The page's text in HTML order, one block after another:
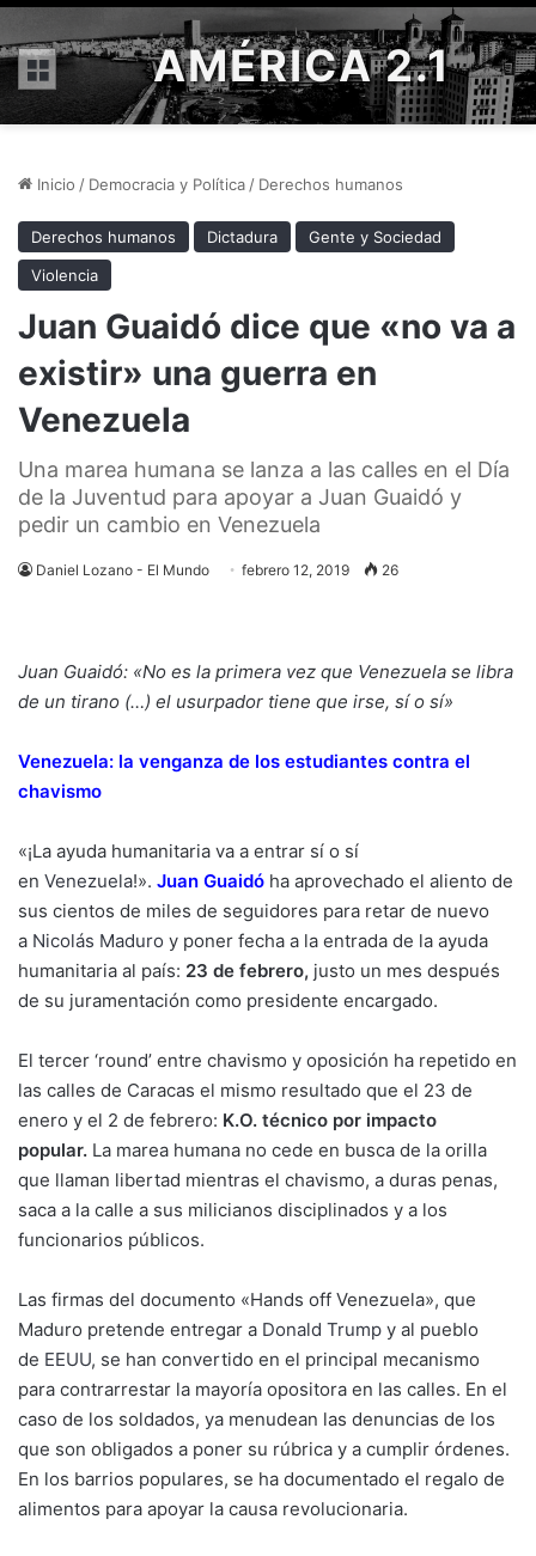
Menú AMÉRICA 2.1
Inicio / Democracia y Política / Derechos humanos
Derechos humanos Dictadura
Gente y Sociedad
Violencia
Juan Guaidó dice que «no va a
existir» una guerra en
Venezuela
Una marea humana se lanza a las calles en el Día
de la Juventud para apoyar a Juan Guaidó y
pedir un cambio en Venezuela
Daniel Lozano - El Mundo febrero 12, 2019 26
Juan Guaidó: «No es la primera vez que Venezuela se libra
de un tirano (…) el usurpador tiene que irse, sí o sí»
Venezuela: la venganza de los estudiantes contra el
chavismo
«¡La ayuda humanitaria va a entrar sí o sí
en Venezuela!». Juan Guaidó ha aprovechado el aliento de
sus cientos de miles de seguidores para retar de nuevo
a Nicolás Maduro y poner fecha a la entrada de la ayuda
humanitaria al país: 23 de febrero, justo un mes después
de su juramentación como presidente encargado.
El tercer ‘round’ entre chavismo y oposición ha repetido en
las calles de Caracas el mismo resultado que el 23 de
enero y el 2 de febrero: K.O. técnico por impacto
popular. La marea humana no cede en busca de la orilla
que llaman libertad mientras el chavismo, a duras penas,
saca a la calle a sus milicianos disciplinados y a los
funcionarios públicos.
Las firmas del documento «Hands off Venezuela», que
Maduro pretende entregar a Donald Trump y al pueblo
de EEUU, se han convertido en el principal mecanismo
para contrarrestar la mayoría opositora en las calles. En el
caso de los soldados, ya menudean las denuncias de los
que son obligados a poner su rúbrica y a cumplir órdenes.
En los barrios populares, se ha documentado el regalo de
alimentos para apoyar la causa revolucionaria.